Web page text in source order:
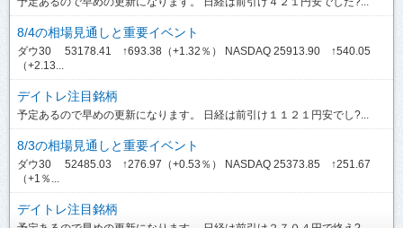
8/4の相場見通しと重要イベント
ダウ30 53178.41 ↑693.38（+1.32％） NASDAQ 25913.90 ↑540.05
（+2.13...
デイトレ注目銘柄
予定あるので早めの更新になります。 日経は前引け１１２１円安でし?...
8/3の相場見通しと重要イベント
ダウ30 52485.03 ↑276.97（+0.53％） NASDAQ 25373.85 ↑251.67
（+1％...
デイトレ注目銘柄